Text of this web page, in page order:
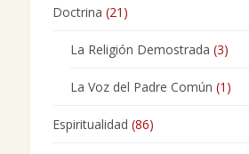
Doctrina (21)
La Religión Demostrada (3)
La Voz del Padre Común (1)
Espiritualidad (86)